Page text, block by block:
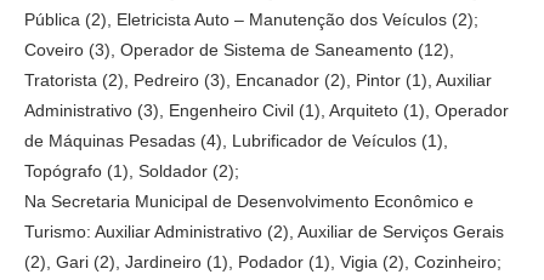
Pública (2), Eletricista Auto – Manutenção dos Veículos (2);
Coveiro (3), Operador de Sistema de Saneamento (12),
Tratorista (2), Pedreiro (3), Encanador (2), Pintor (1), Auxiliar
Administrativo (3), Engenheiro Civil (1), Arquiteto (1), Operador
de Máquinas Pesadas (4), Lubrificador de Veículos (1),
Topógrafo (1), Soldador (2);
Na Secretaria Municipal de Desenvolvimento Econômico e
Turismo: Auxiliar Administrativo (2), Auxiliar de Serviços Gerais
(2), Gari (2), Jardineiro (1), Podador (1), Vigia (2), Cozinheiro;